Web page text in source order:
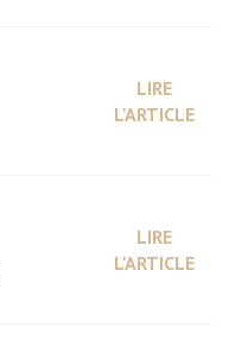
LIRE
L'ARTICLE
LIRE
L'ARTICLE